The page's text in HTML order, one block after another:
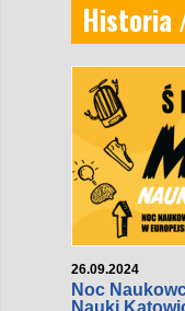
Historia
26.09.2024
Noc
Nauki